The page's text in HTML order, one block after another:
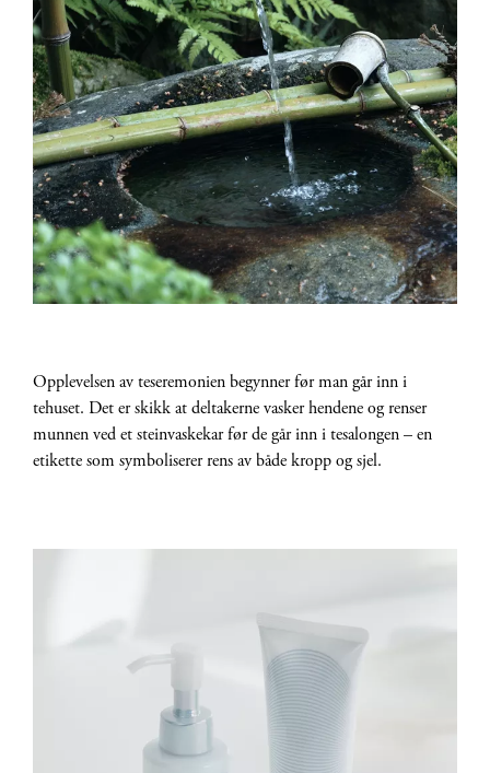
Opplevelsen av teseremonien begynner før man går inn i
tehuset. Det er skikk at deltakerne vasker hendene og renser
munnen ved et steinvaskekar før de går inn i tesalongen – en
etikette som symboliserer rens av både kropp og sjel.